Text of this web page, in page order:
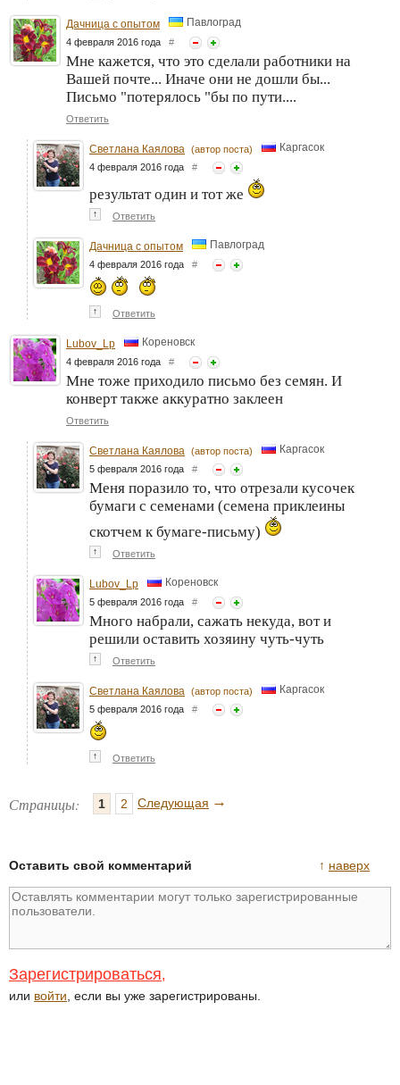
Дачница с опытом Павлоград
4 февраля 2016 года #
Мне кажется, что это сделали работники на
Вашей почте... Иначе они не дошли бы...
Письмо "потерялось "бы по пути....
Ответить
Светлана Каялова (автор поста) Каргасок
4 февраля 2016 года #
результат один и тот же
↑ Ответить
Дачница с опытом Павлоград
4 февраля 2016 года #
↑ Ответить
Lubov_Lp Кореновск
4 февраля 2016 года #
Мне тоже приходило письмо без семян. И
конверт также аккуратно заклеен
Ответить
Светлана Каялова (автор поста) Каргасок
5 февраля 2016 года #
Меня поразило то, что отрезали кусочек
бумаги с семенами (семена приклеины
скотчем к бумаге-письму)
↑ Ответить
Lubov_Lp Кореновск
5 февраля 2016 года #
Много набрали, сажать некуда, вот и
решили оставить хозяину чуть-чуть
↑ Ответить
Светлана Каялова (автор поста) Каргасок
5 февраля 2016 года #
↑ Ответить
Страницы: 1 2 Следующая →
↑ наверх
Оставить свой комментарий
Зарегистрироваться,
или войти , если вы уже зарегистрированы.